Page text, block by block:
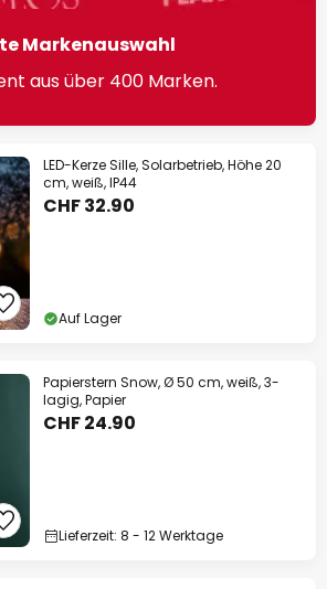
Markenauswahl
aus über 400 Marken.
LED-Kerze Sille, Solarbetrieb, Höhe 20
cm, weiß, IP44
CHF 32.90
Auf Lager
Papierstern Snow, Ø 50 cm, weiß, 3-
lagig, Papier
CHF 24.90
Lieferzeit: 8 - 12 Werktage